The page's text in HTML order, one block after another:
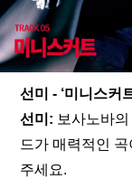
선미 - ‘미니스커
선미: 보사노바
드가 매력적인
주세요.